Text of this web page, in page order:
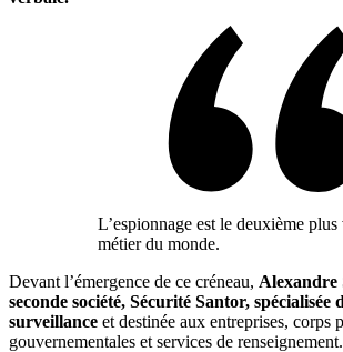
L’espionnage est le deuxième
métier du monde.
Devant l’émergence de ce créneau, Alexandre
seconde société, Sécurité Santor, spécialisée
surveillance et destinée aux entreprises, corps
gouvernementales et services de renseignement.